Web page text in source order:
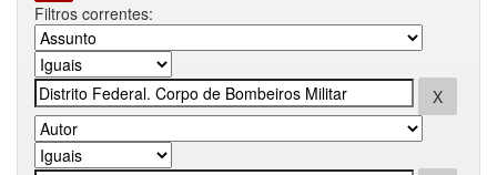
Filtros correntes: